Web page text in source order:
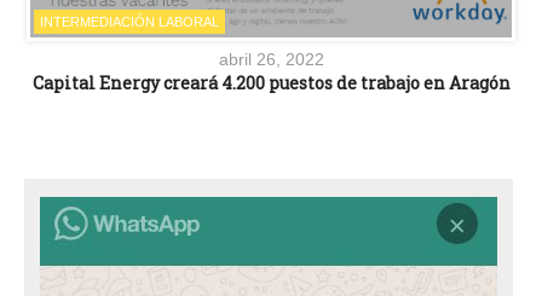
INTERMEDIACIÓN LABORAL
abril 26, 2022
Capital Energy creará 4.200 puestos de trabajo en Aragón